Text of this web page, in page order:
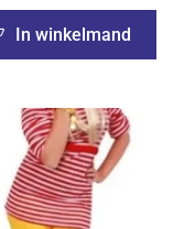
In winkelmand